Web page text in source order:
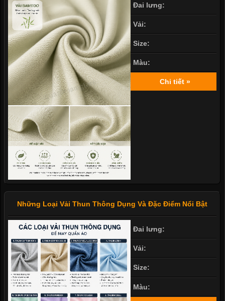
Đai lưng:
Vải:
Size:
Màu:
Chi tiết »
Những Loại Vải Thun Thông Dụng Và Đặc Điểm Nổi Bật
Đai lưng:
Vải:
Size:
Màu: